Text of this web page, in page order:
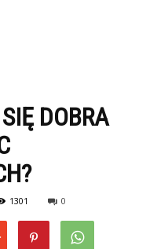
DOBRA
1301 0